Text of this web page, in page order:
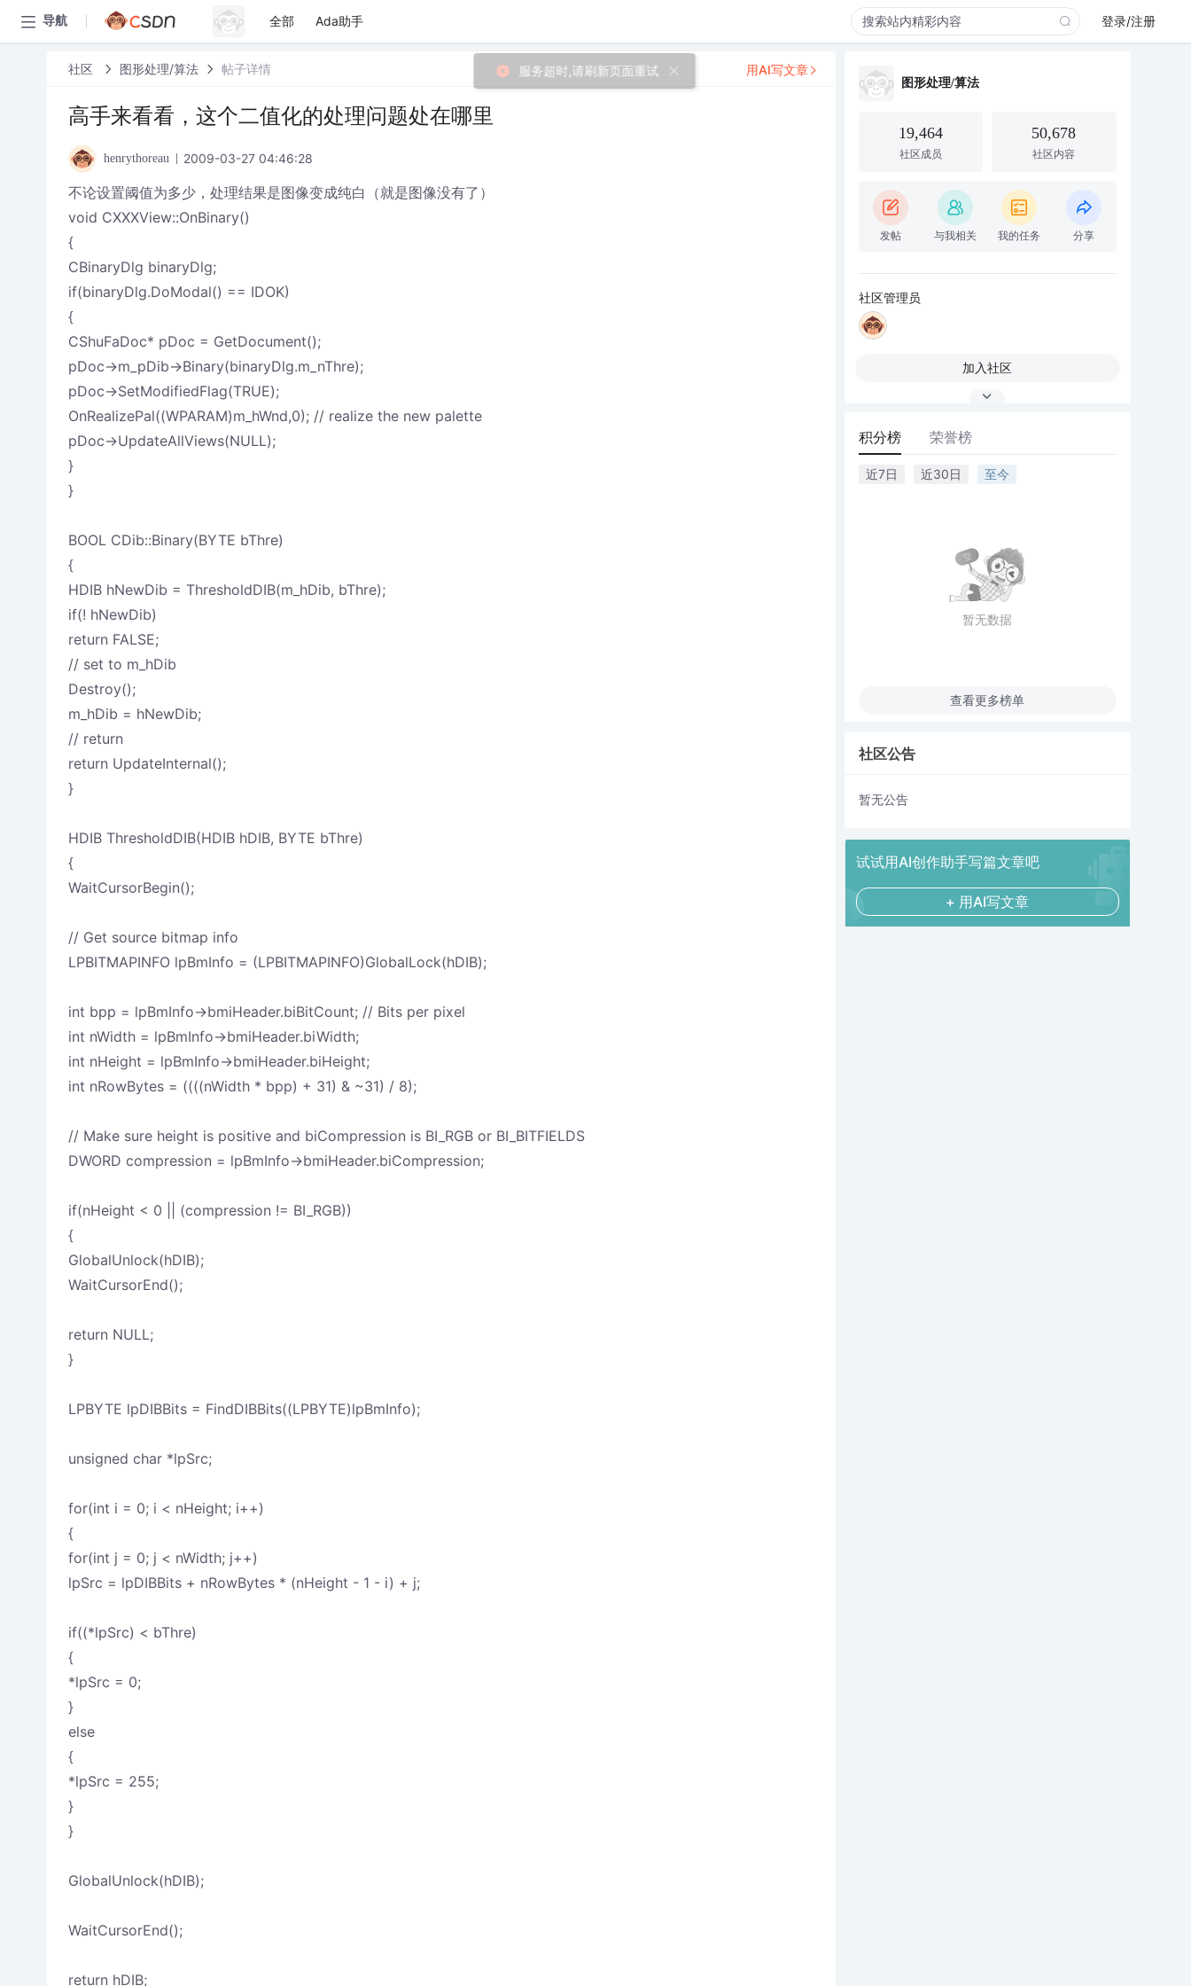
导航 全部 Ada助手 登录/注册
社区 图形处理/算法 帖子详情
高手来看看，这个二值化的处理问题处在哪里
henrythoreau 2009-03-27 04:46:28
不论设置阈值为多少，处理结果是图像变成纯白（就是图像没有了）
void CXXXView::OnBinary()
{
CBinaryDlg binaryDlg;
if(binaryDlg.DoModal() == IDOK)
{
CShuFaDoc* pDoc = GetDocument();
pDoc->m_pDib->Binary(binaryDlg.m_nThre);
pDoc->SetModifiedFlag(TRUE);
OnRealizePal((WPARAM)m_hWnd,0); // realize the new palette
pDoc->UpdateAllViews(NULL);
}
}
BOOL CDib::Binary(BYTE bThre)
{
HDIB hNewDib = ThresholdDIB(m_hDib, bThre);
if(! hNewDib)
return FALSE;
// set to m_hDib
Destroy();
m_hDib = hNewDib;
// return
return UpdateInternal();
}
HDIB ThresholdDIB(HDIB hDIB, BYTE bThre)
{
WaitCursorBegin();
// Get source bitmap info
LPBITMAPINFO lpBmInfo = (LPBITMAPINFO)GlobalLock(hDIB);
int bpp = lpBmInfo->bmiHeader.biBitCount; // Bits per pixel
int nWidth = lpBmInfo->bmiHeader.biWidth;
int nHeight = lpBmInfo->bmiHeader.biHeight;
int nRowBytes = ((((nWidth * bpp) + 31) & ~31) / 8);
// Make sure height is positive and biCompression is BI_RGB or BI_BITFIELDS
DWORD compression = lpBmInfo->bmiHeader.biCompression;
if(nHeight < 0 || (compression != BI_RGB))
{
GlobalUnlock(hDIB);
WaitCursorEnd();
return NULL;
}
LPBYTE lpDIBBits = FindDIBBits((LPBYTE)lpBmInfo);
unsigned char *lpSrc;
for(int i = 0; i < nHeight; i++)
{
for(int j = 0; j < nWidth; j++)
lpSrc = lpDIBBits + nRowBytes * (nHeight - 1 - i) + j;
if((*lpSrc) < bThre)
{
*lpSrc = 0;
}
else
{
*lpSrc = 255;
}
}
GlobalUnlock(hDIB);
WaitCursorEnd();
return hDIB;
用AI写文章
图形处理/算法
19,464
社区成员
50,678
社区内容
发帖 与我相关 我的任务 分享
社区管理员
加入社区
积分榜 荣誉榜
近7日 近30日 至今
暂无数据
查看更多榜单
社区公告
暂无公告
试试用AI创作助手写篇文章吧
+ 用AI写文章